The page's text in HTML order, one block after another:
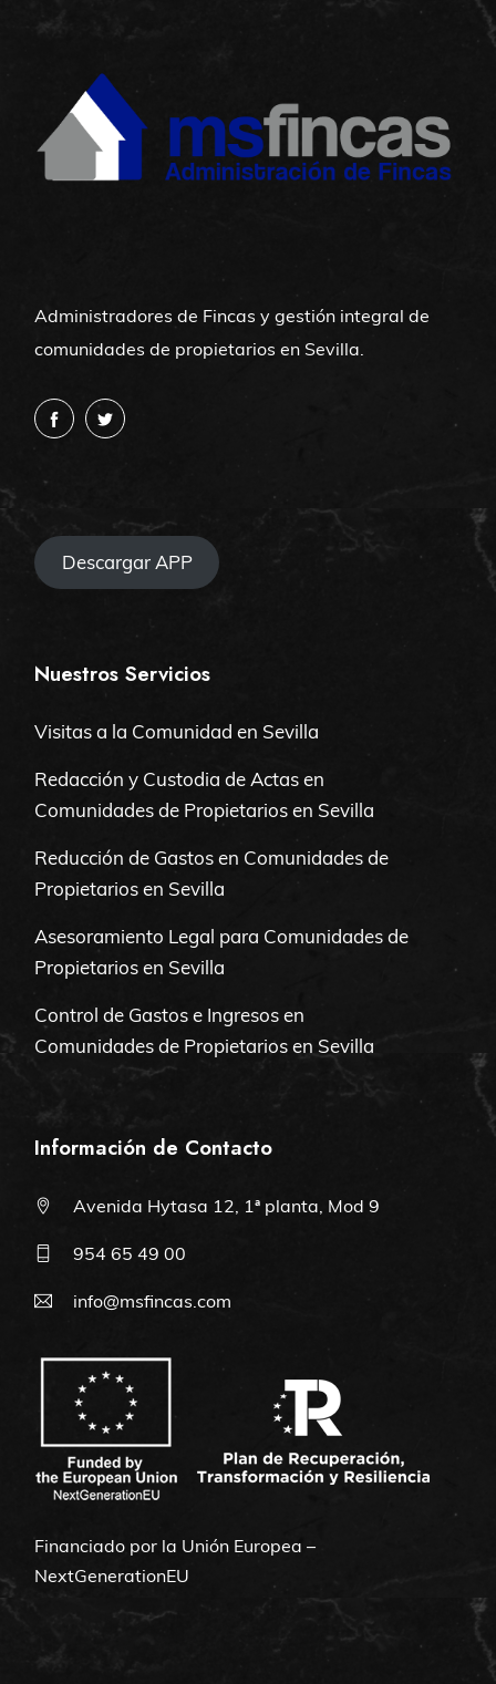
Administradores de Fincas y gestión integral de
comunidades de propietarios en Sevilla.
Descargar APP
Nuestros Servicios
Visitas a la Comunidad en Sevilla
Redacción y Custodia de Actas en
Comunidades de Propietarios en Sevilla
Reducción de Gastos en Comunidades de
Propietarios en Sevilla
Asesoramiento Legal para Comunidades de
Propietarios en Sevilla
Control de Gastos e Ingresos en
Comunidades de Propietarios en Sevilla
Información de Contacto
Avenida Hytasa 12, 1ª planta, Mod 9
954 65 49 00
info@msfincas.com
Financiado por la Unión Europea –
NextGenerationEU